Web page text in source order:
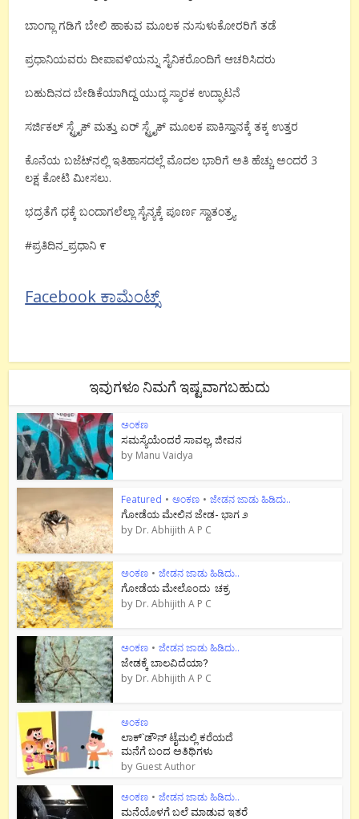
ಬಾಂಗ್ಲಾ ಗಡಿಗೆ ಬೇಲಿ ಹಾಕುವ ಮೂಲಕ ನುಸುಳುಕೋರರಿಗೆ ತಡೆ
ಪ್ರಧಾನಿಯವರು ದೀಪಾವಳಿಯನ್ನು ಸೈನಿಕರೊಂದಿಗೆ ಆಚರಿಸಿದರು
ಬಹುದಿನದ ಬೇಡಿಕೆಯಾಗಿದ್ದ ಯುದ್ಧ ಸ್ಮಾರಕ ಉದ್ಘಾಟನೆ
ಸರ್ಜಿಕಲ್ ಸ್ಟ್ರೈಕ್ ಮತ್ತು ಏರ್ ಸ್ಟ್ರೈಕ್ ಮೂಲಕ ಪಾಕಿಸ್ತಾನಕ್ಕೆ ತಕ್ಕ ಉತ್ತರ
ಕೊನೆಯ ಬಜೆಟ್‌ನಲ್ಲಿ ಇತಿಹಾಸದಲ್ಲೆ ಮೊದಲ ಭಾರಿಗೆ ಅತಿ ಹೆಚ್ಚು ಅಂದರೆ 3
ಲಕ್ಷ ಕೋಟಿ ಮೀಸಲು.
ಭದ್ರತೆಗೆ ಧಕ್ಕೆ ಬಂದಾಗಲೆಲ್ಲಾ ಸೈನ್ಯಕ್ಕೆ ಪೂರ್ಣ ಸ್ವಾತಂತ್ರ್ಯ
#ಪ್ರತಿದಿನ_ಪ್ರಧಾನಿ ೯
Facebook ಕಾಮೆಂಟ್ಸ್
ಇವುಗಳೂ ನಿಮಗೆ ಇಷ್ಟವಾಗಬಹುದು
ಅಂಕಣ
ಸಮಸ್ಯೆಯೆಂದರೆ ಸಾವಲ್ಲ, ಜೀವನ
by Manu Vaidya
Featured • ಅಂಕಣ • ಜೇಡನ ಜಾಡು ಹಿಡಿದು..
ಗೋಡೆಯ ಮೇಲಿನ ಜೇಡ- ಭಾಗ ೨
by Dr. Abhijith A P C
ಅಂಕಣ • ಜೇಡನ ಜಾಡು ಹಿಡಿದು..
ಗೋಡೆಯ ಮೇಲೊಂದು ಚಕ್ರ
by Dr. Abhijith A P C
ಅಂಕಣ • ಜೇಡನ ಜಾಡು ಹಿಡಿದು..
ಜೇಡಕ್ಕೆ ಬಾಲವಿದೆಯಾ?
by Dr. Abhijith A P C
ಅಂಕಣ
ಲಾಕ್`ಡೌನ್ ಟೈಮಲ್ಲಿ ಕರೆಯದೆ
ಮನೆಗೆ ಬಂದ ಅತಿಥಿಗಳು
by Guest Author
ಅಂಕಣ • ಜೇಡನ ಜಾಡು ಹಿಡಿದು..
ಮನೆಯೊಳಗೆ ಬಲೆ ಮಾಡುವ ಇತರೆ